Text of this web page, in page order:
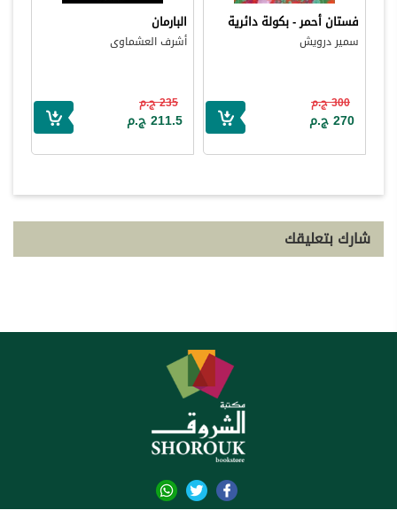
فستان أحمر - بكولة دائرية
سمير درويش
300 ج.م
270 ج.م
البارمان
أشرف العشماوى
235 ج.م
211.5 ج.م
شارك بتعليقك